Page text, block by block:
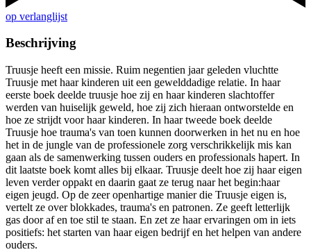
op verlanglijst
Beschrijving
Truusje heeft een missie. Ruim negentien jaar geleden vluchtte
Truusje met haar kinderen uit een gewelddadige relatie. In haar
eerste boek deelde truusje hoe zij en haar kinderen slachtoffer
werden van huiselijk geweld, hoe zij zich hieraan ontworstelde en
hoe ze strijdt voor haar kinderen. In haar tweede boek deelde
Truusje hoe trauma's van toen kunnen doorwerken in het nu en hoe
het in de jungle van de professionele zorg verschrikkelijk mis kan
gaan als de samenwerking tussen ouders en professionals hapert. In
dit laatste boek komt alles bij elkaar. Truusje deelt hoe zij haar eigen
leven verder oppakt en daarin gaat ze terug naar het begin:haar
eigen jeugd. Op de zeer openhartige manier die Truusje eigen is,
vertelt ze over blokkades, trauma's en patronen. Ze geeft letterlijk
gas door af en toe stil te staan. En zet ze haar ervaringen om in iets
positiefs: het starten van haar eigen bedrijf en het helpen van andere
ouders.